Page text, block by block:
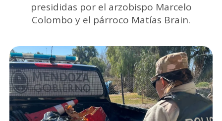
presididas por el arzobispo Marcelo
Colombo y el párroco Matías Brain.